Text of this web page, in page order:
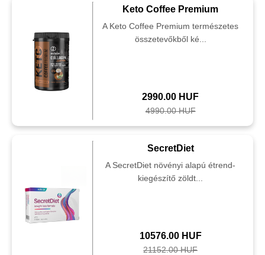
Keto Coffee Premium
A Keto Coffee Premium természetes
összetevőkből ké...
2990.00 HUF
4990.00 HUF
SecretDiet
A SecretDiet növényi alapú étrend-
kiegészítő zöldt...
10576.00 HUF
21152.00 HUF